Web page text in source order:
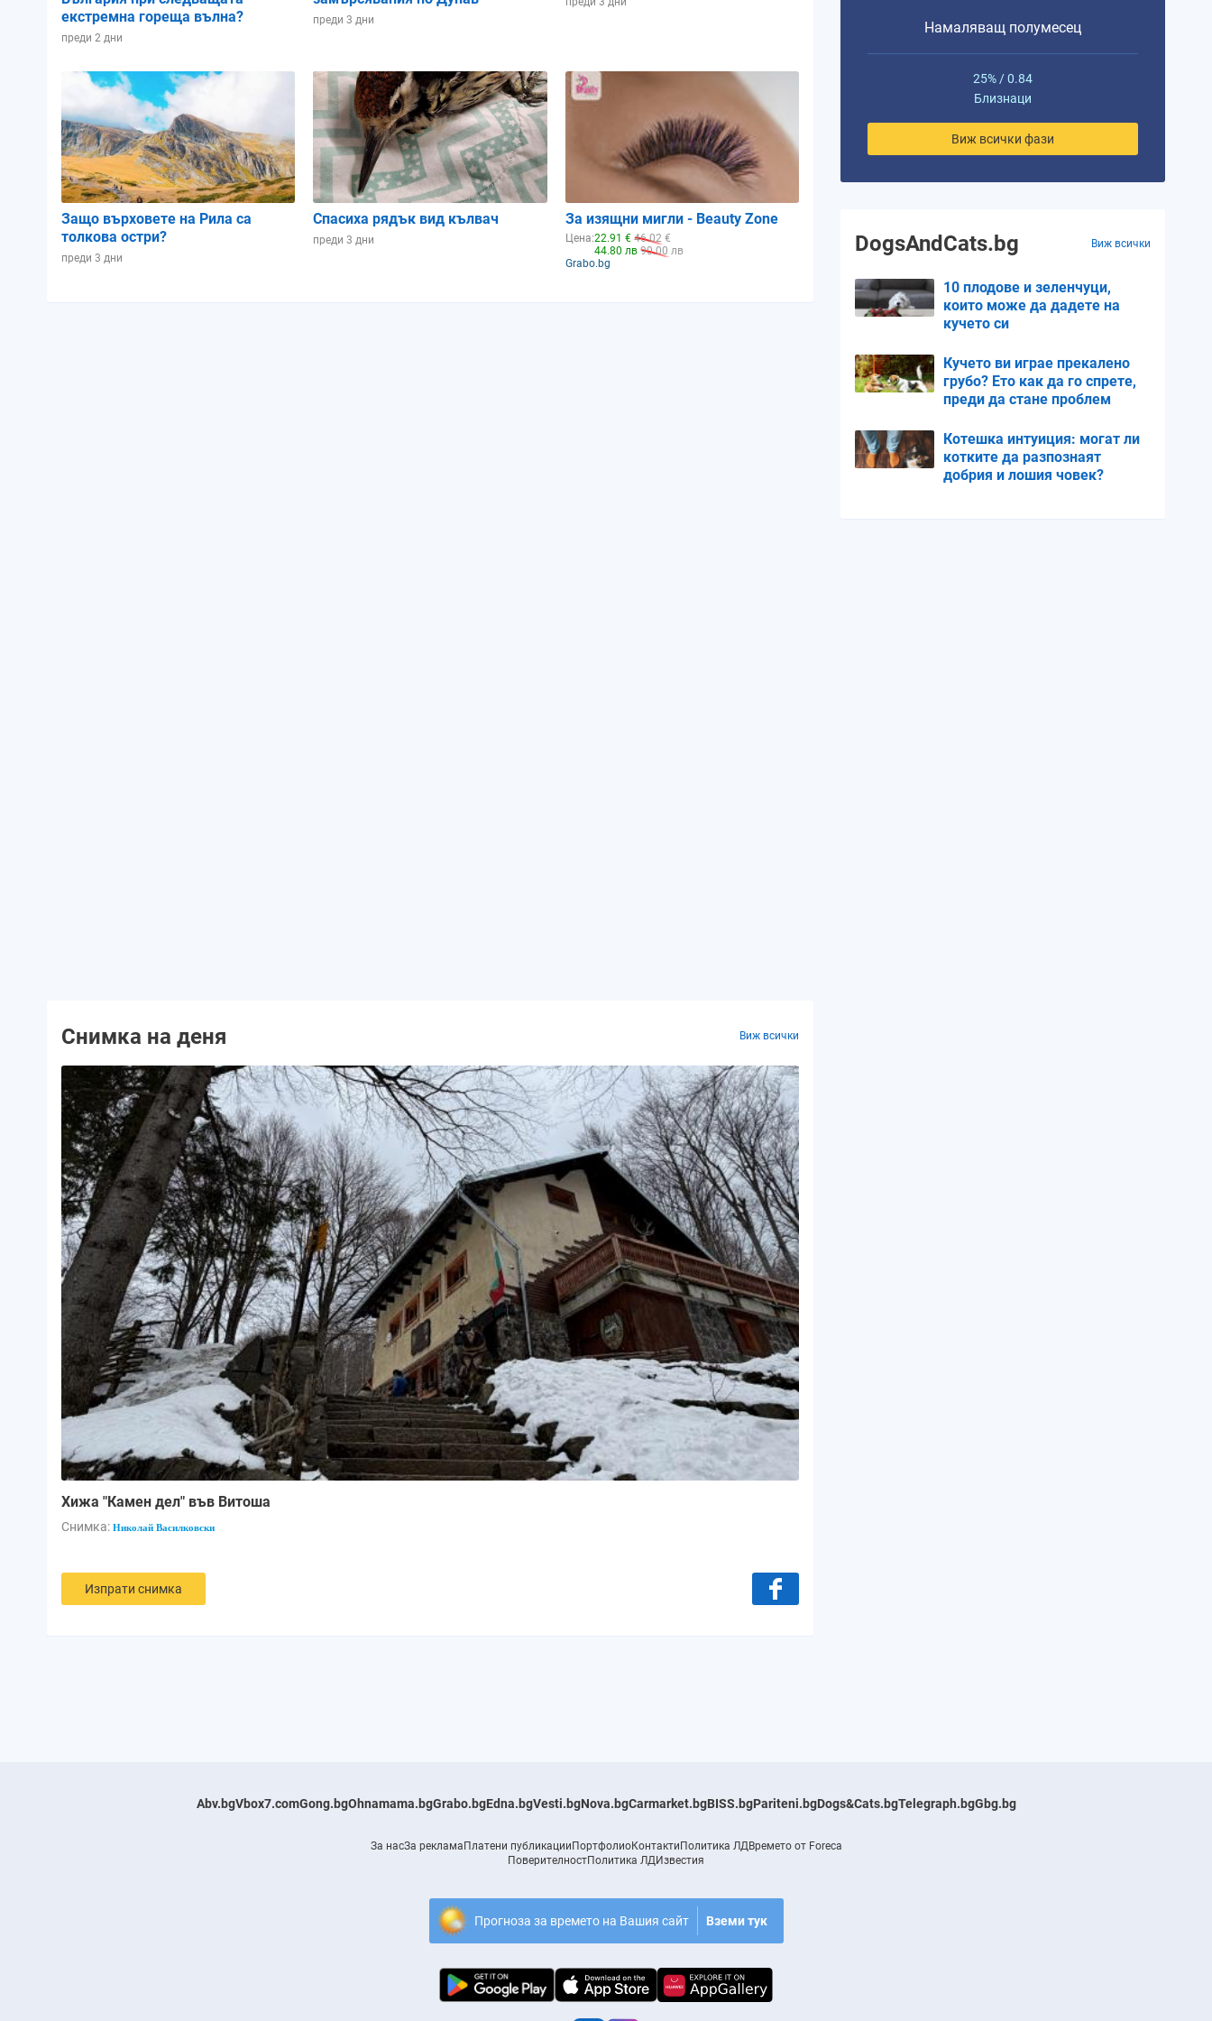
екстремна гореща вълна?
преди 2 дни
преди 3 дни
Защо върховете на Рила са
толкова остри?
преди 3 дни
Спасиха рядък вид кълвач
преди 3 дни
За изящни мигли - Beauty Zone
Цена:22.91 € 46.02 €
44.80 лв 90.00 лв
Grabo.bg
Снимка на деня Виж всички
Хижа "Камен дел" във Витоша
Снимка: Николай Василковски
Изпрати снимка
Намаляващ полумесец
25% / 0.84
Близнаци
Виж всички фази
DogsAndCats.bg Виж всички
10 плодове и зеленчуци,
които може да дадете на
кучето си
Кучето ви играе прекалено
грубо? Ето как да го спрете,
преди да стане проблем
Котешка интуиция: могат ли
котките да разпознаят
добрия и лошия човек?
Abv.bgVbox7.comGong.bgOhnamama.bgGrabo.bgEdna.bgVesti.bgNova.bgCarmarket.bgBISS.bgPariteni.bgDogs&Cats.bgTelegraph.bgGbg.bg
За насЗа рекламаПлатени публикацииПортфолиоКонтактиПолитика ЛДВремето от Foreca
ПоверителностПолитика ЛДИзвестия
Прогноза за времето на Вашия сайт Вземи тук